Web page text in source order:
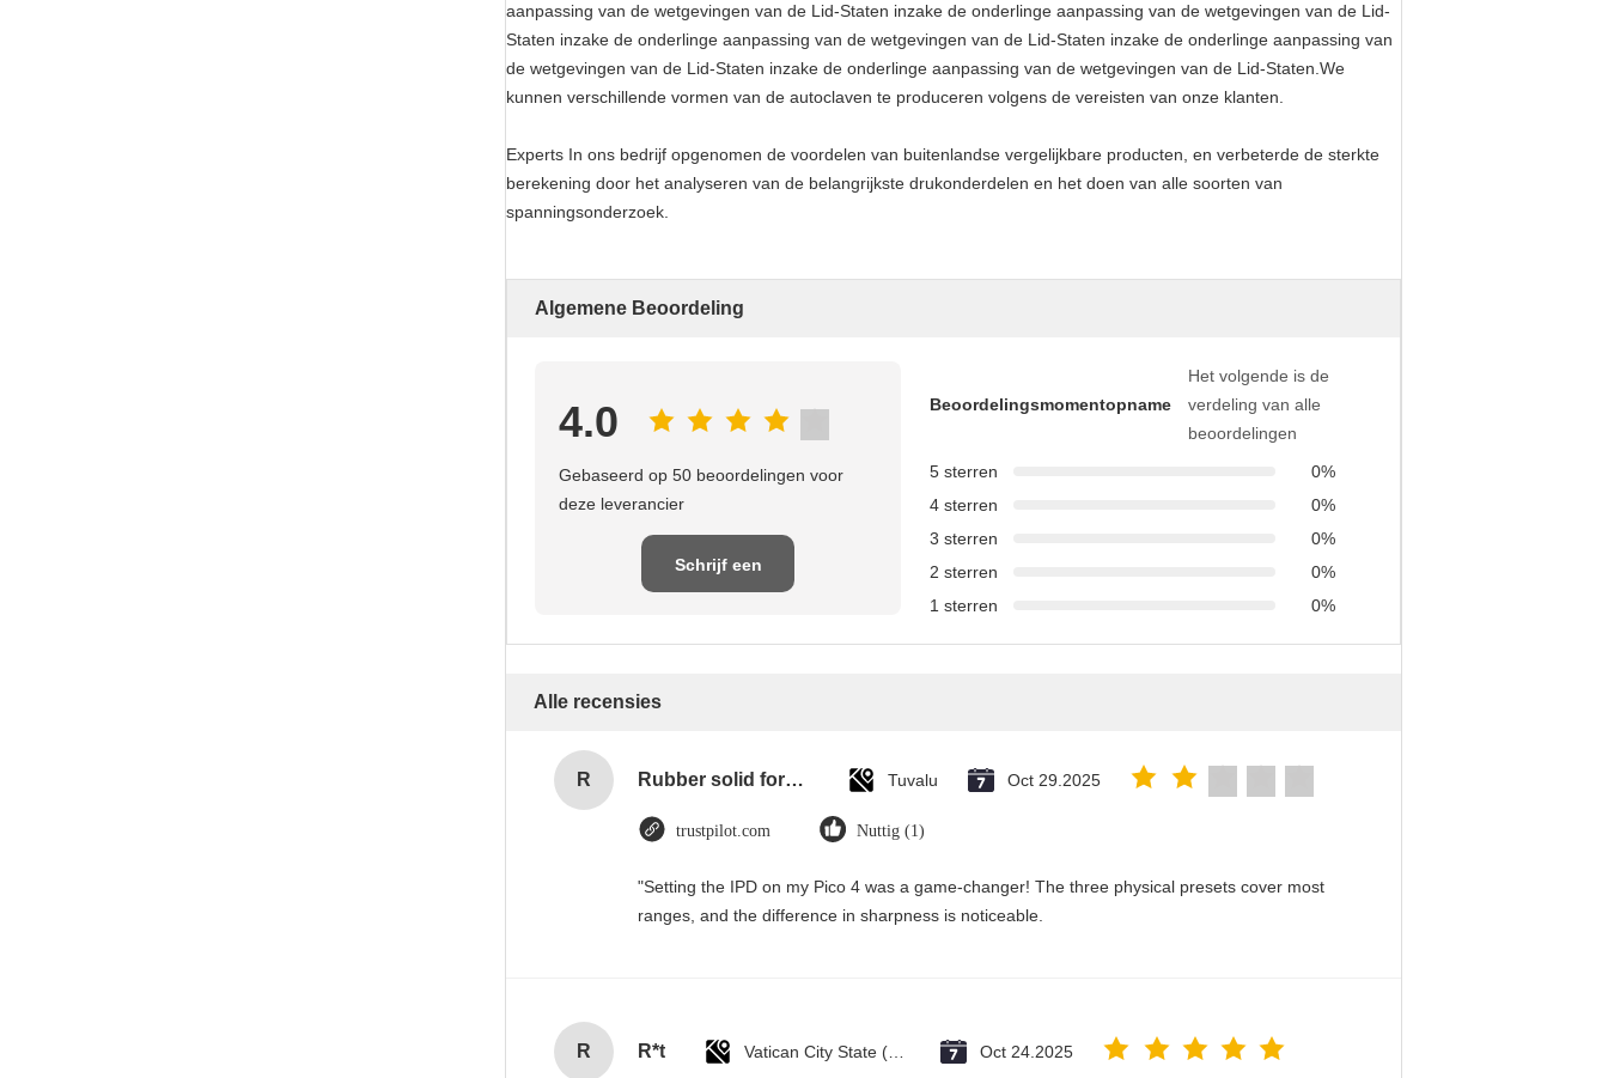
aanpassing van de wetgevingen van de Lid-Staten inzake de onderlinge aanpassing van de wetgevingen van de Lid-
Staten inzake de onderlinge aanpassing van de wetgevingen van de Lid-Staten inzake de onderlinge aanpassing van
de wetgevingen van de Lid-Staten inzake de onderlinge aanpassing van de wetgevingen van de Lid-Staten.We
kunnen verschillende vormen van de autoclaven te produceren volgens de vereisten van onze klanten.
Experts In ons bedrijf opgenomen de voordelen van buitenlandse vergelijkbare producten, en verbeterde de sterkte
berekening door het analyseren van de belangrijkste drukonderdelen en het doen van alle soorten van
spanningsonderzoek.
Algemene Beoordeling
4.0
Gebaseerd op 50 beoordelingen voor
deze leverancier
Schrijf een
Beoordelingsmomentopname
Het volgende is de
verdeling van alle
beoordelingen
5 sterren
0%
4 sterren
0%
3 sterren
0%
2 sterren
0%
1 sterren
0%
Alle recensies
R Rubber solid forklift tires For material handling forklift Tuvalu Oct 29.2025
trustpilot.com Nuttig (1)
"Setting the IPD on my Pico 4 was a game-changer! The three physical presets cover most
ranges, and the difference in sharpness is noticeable.
R R*t Oct 24.2025